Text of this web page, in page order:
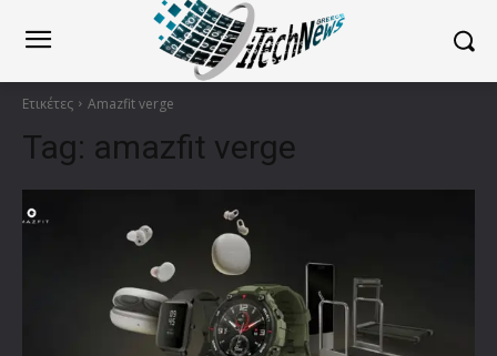
Ετικέτες Amazfit verge
Tag: amazfit verge